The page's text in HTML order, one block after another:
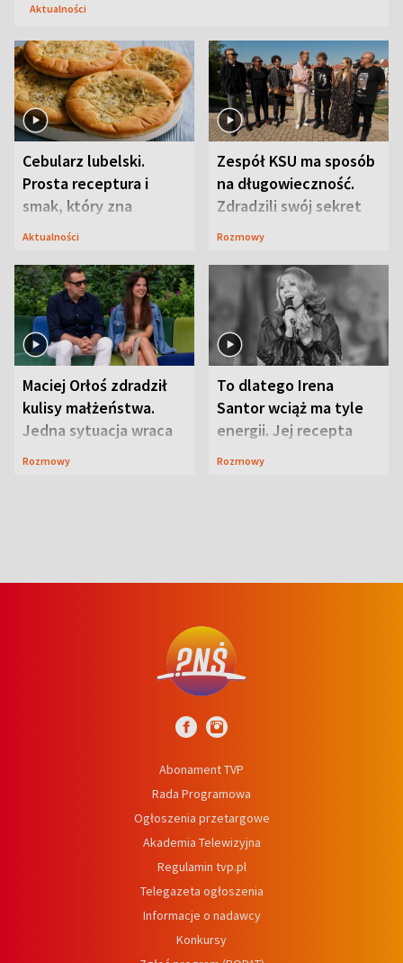
Aktualności
Cebularz lubelski.
Prosta receptura i
smak, który zna
Lubelszczyzna
Aktualności
Zespół KSU ma sposób
na długowieczność.
Zdradzili swój sekret
Rozmowy
Maciej Orłoś zdradził
kulisy małżeństwa.
Jedna sytuacja wraca
jak bumerang
Rozmowy
To dlatego Irena
Santor wciąż ma tyle
energii. Jej recepta
jest zaskakująco
Rozmowy
Abonament TVP
Rada Programowa
Ogłoszenia przetargowe
Akademia Telewizyjna
Regulamin tvp.pl
Telegazeta ogłoszenia
Informacje o nadawcy
Konkursy